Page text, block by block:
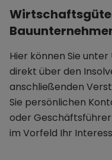
Hier können Sie
direkt über den
anschließenden
Sie persönlichen
oder
im Vorfeld Ihr